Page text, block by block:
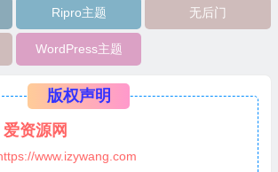
Ripro主题 无后门
WordPress主题
版权声明
爱资源网
www.izywang.com